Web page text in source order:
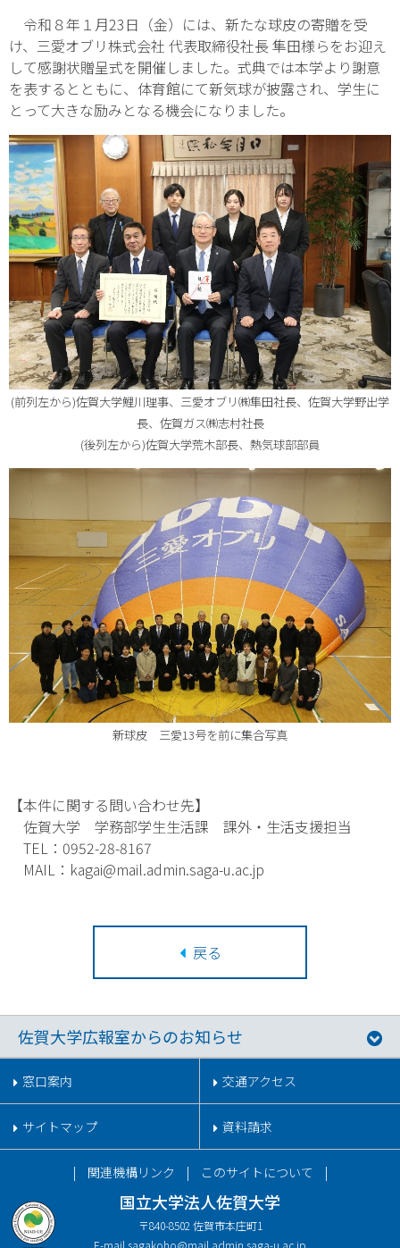
令和８年１月23日（金）には、新たな球皮の寄贈を受
け、三愛オブリ株式会社 代表取締役社長 隼田様らをお迎え
して感謝状贈呈式を開催しました。式典では本学より謝意
を表するとともに、体育館にて新気球が披露され、学生に
とって大きな励みとなる機会になりました。
(前列左から)佐賀大学鯉川理事、三愛オブリ㈱隼田社長、佐賀大学野出学
長、佐賀ガス㈱志村社長
(後列左から)佐賀大学荒木部長、熱気球部部員
新球皮 三愛13号を前に集合写真
【本件に関する問い合わせ先】
佐賀大学 学務部学生生活課 課外・生活支援担当
TEL：0952-28-8167
MAIL：kagai@mail.admin.saga-u.ac.jp
戻る
佐賀大学広報室からのお知らせ
窓口案内 交通アクセス
サイトマップ 資料請求
国立大学法人佐賀大学
〒840-8502 佐賀市本庄町1
関連機構リンク このサイトについて